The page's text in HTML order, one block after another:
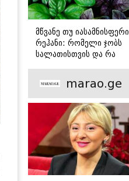
მწვანე თუ იასამნისფერი
რეჰანი: რომელი ჯობს
სალათისთვის და რა
marao.ge